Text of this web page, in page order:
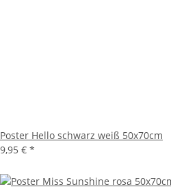
Poster Hello schwarz weiß 50x70cm
9,95 € *